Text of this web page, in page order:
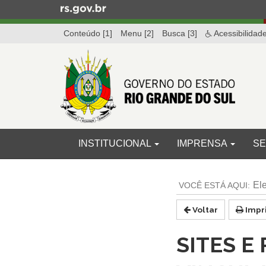
para
Conteúdo [1] Menu [2] Busca [3] Acessibilidade
do
INICIAL
INSTITUCIONAL IMPRENSA
Voltar
SITES E